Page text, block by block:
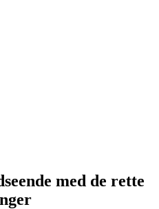
med de rette